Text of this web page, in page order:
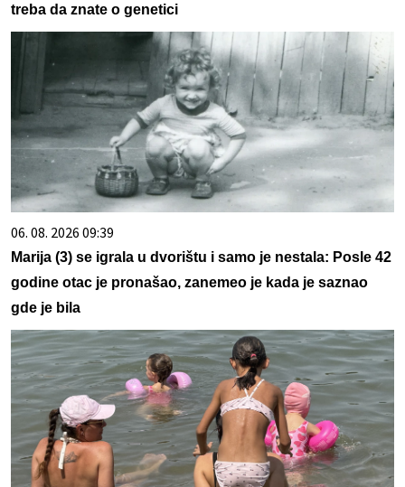
treba da znate o genetici
06. 08. 2026 09:39
Marija (3) se igrala u dvorištu i samo je nestala: Posle 42
godine otac je pronašao, zanemeo je kada je saznao
gde je bila